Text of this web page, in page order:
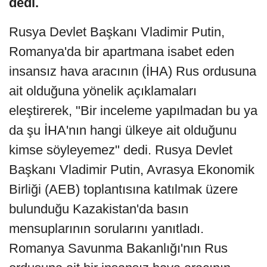
Rusya Devlet Başkanı Vladimir Putin,
Romanya'da bir apartmana isabet eden
insansız hava aracının (İHA) Rus ordusuna
ait olduğuna yönelik açıklamaları
eleştirerek, "Bir inceleme yapılmadan bu ya
da şu İHA'nın hangi ülkeye ait olduğunu
kimse söyleyemez" dedi. Rusya Devlet
Başkanı Vladimir Putin, Avrasya Ekonomik
Birliği (AEB) toplantısına katılmak üzere
bulunduğu Kazakistan'da basın
mensuplarının sorularını yanıtladı.
Romanya Savunma Bakanlığı'nın Rus